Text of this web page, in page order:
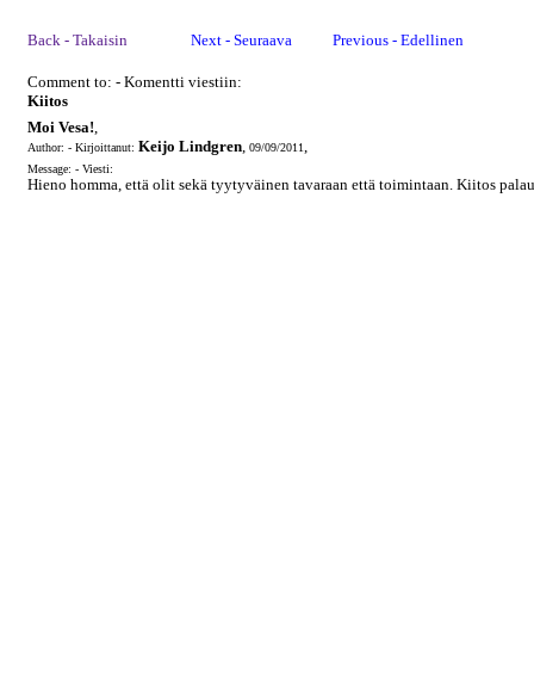
Back - Takaisin Next - Seuraava Previous - Edellinen
Comment to: - Komentti viestiin:
Kiitos
Moi Vesa!,
Author: - Kirjoittanut: Keijo Lindgren, 09/09/2011,
Message: - Viesti:
Hieno homma, että olit sekä tyytyväinen tavaraan että toimintaan. Kiitos